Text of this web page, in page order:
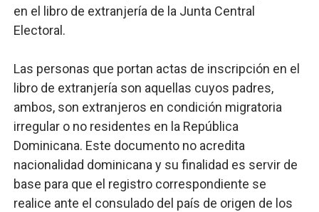
en el libro de extranjería de la Junta Central
Electoral.
Las personas que portan actas de inscripción en el
libro de extranjería son aquellas cuyos padres,
ambos, son extranjeros en condición migratoria
irregular o no residentes en la República
Dominicana. Este documento no acredita
nacionalidad dominicana y su finalidad es servir de
base para que el registro correspondiente se
realice ante el consulado del país de origen de los